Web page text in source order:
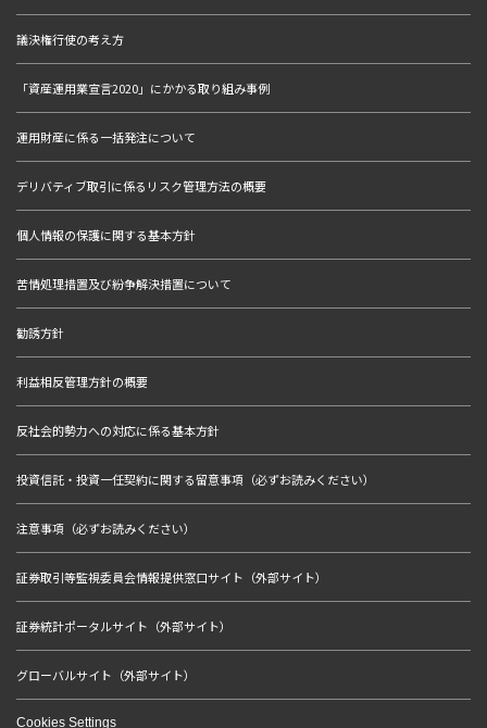
議決権行使の考え方
「資産運用業宣言2020」にかかる取り組み事例
運用財産に係る一括発注について
デリバティブ取引に係るリスク管理方法の概要
個人情報の保護に関する基本方針
苦情処理措置及び紛争解決措置について
勧誘方針
利益相反管理方針の概要
反社会的勢力への対応に係る基本方針
投資信託・投資一任契約に関する留意事項（必ずお読みください）
注意事項（必ずお読みください）
証券取引等監視委員会情報提供窓口サイト（外部サイト）
証券統計ポータルサイト（外部サイト）
グローバルサイト（外部サイト）
Cookies Settings